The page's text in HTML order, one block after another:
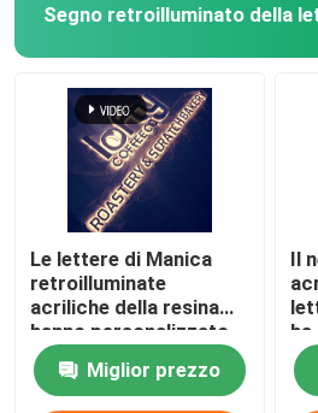
Segno retroilluminato della
Le lettere di Manica
retroilluminate
acriliche della resina
hanno personalizzato
12VDC cromato
spazzolatoMiglior prezzo
Il
di